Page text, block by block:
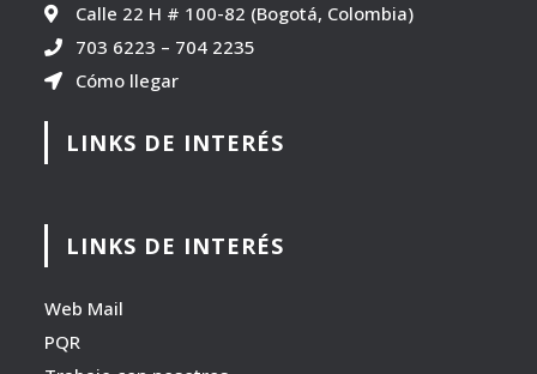
Calle 22 H # 100-82 (Bogotá, Colombia)
703 6223 – 704 2235
Cómo llegar
LINKS DE INTERÉS
LINKS DE INTERÉS
Web Mail
PQR